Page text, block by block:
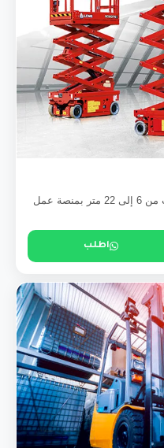
رافعات مقصية كهرباء وديزل بارتفاعات من 6 إلى 22 متر بمنصة عمل
اطلب